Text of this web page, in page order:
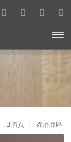
首頁 產品專區